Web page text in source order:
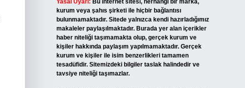
Yasal Uyarı: Bu internet sitesi, herhangi bir marka,
kurum veya şahıs şirketi ile hiçbir bağlantısı
bulunmamaktadır. Sitede yalnızca kendi hazırladığımız
makaleler paylaşılmaktadır. Burada yer alan içerikler
haber niteliği taşımamakta olup, gerçek kurum ve
kişiler hakkında paylaşım yapılmamaktadır. Gerçek
kurum ve kişiler ile isim benzerlikleri tamamen
tesadüfidir. Sitemizdeki bilgiler taslak halindedir ve
tavsiye niteliği taşımazlar.